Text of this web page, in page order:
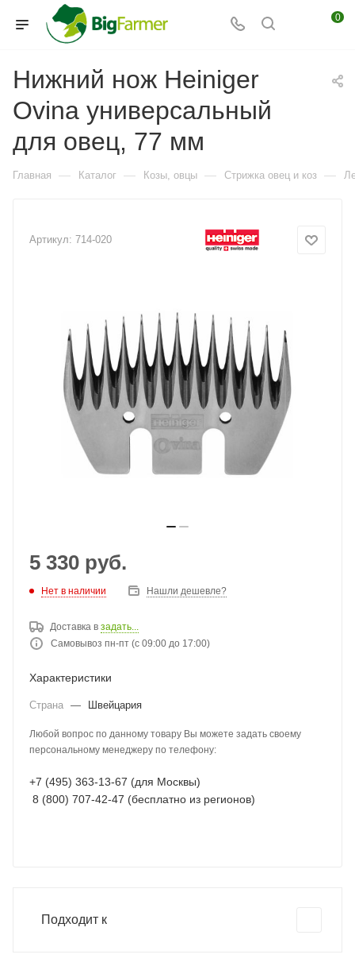
0
Нижний нож Heiniger
Ovina универсальный
для овец, 77 мм
Главная — Каталог — Козы, овцы — Стрижка овец и коз —
Артикул: 714-020
5 330 руб.
Нет в наличии Нашли дешевле?
Доставка в задать...
Самовывоз пн-пт (с 09:00 до 17:00)
Характеристики
Страна — Швейцария
Любой вопрос по данному товару Вы можете задать своему
персональному менеджеру по телефону:
+7 (495) 363-13-67 (для Москвы)
8 (800) 707-42-47 (бесплатно из регионов)
Подходит к